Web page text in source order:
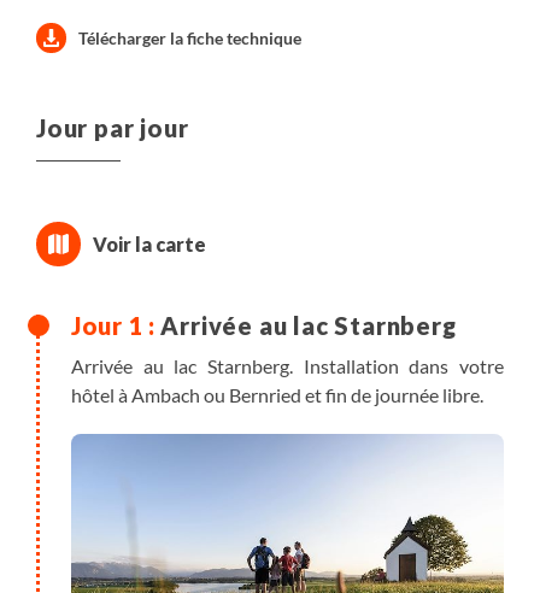
Télécharger la fiche technique
Jour par jour
Arrivée au lac Starnberg
Arrivée au lac Starnberg. Installation dans votre
hôtel à Ambach ou Bernried et fin de journée libre.